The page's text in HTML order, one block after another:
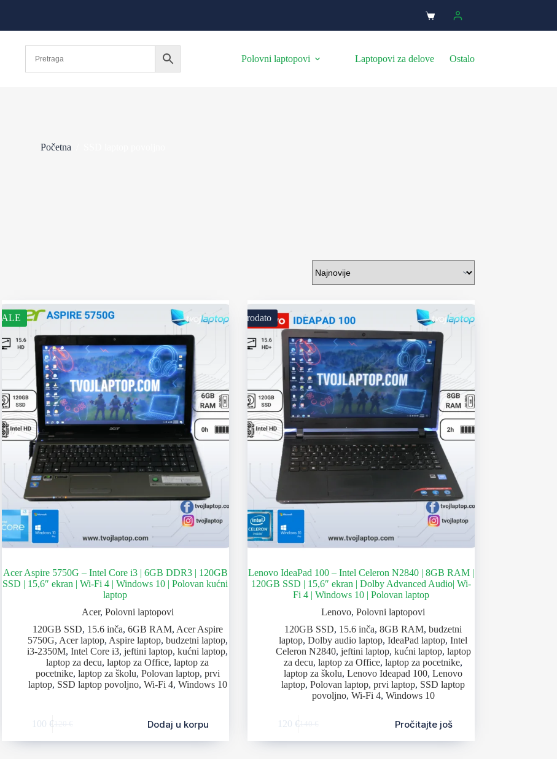
Polovni laptopovi Laptopovi za delove Ostalo
Početna
SALE
Acer Aspire 5750G – Intel Core i3 | 6GB DDR3 | 120GB
SSD | 15,6″ ekran | Wi-Fi 4 | Windows 10 | Polovan kućni
laptop
Acer, Polovni laptopovi
120GB SSD, 15.6 inča, 6GB RAM, Acer Aspire
5750G, Acer laptop, Aspire laptop, budzetni laptop,
i3-2350M,Intel Core i3,jeftini laptop,kućni laptop,
laptop za decu,laptop za Office,laptop za
pocetnike, laptop za školu, Polovan laptop, prvi
laptop, SSD laptop povoljno, Wi-Fi 4, Windows 10
100 € Dodaj u korpu
Prodato
Lenovo IdeaPad 100 – Intel Celeron N2840 | 8GB RAM |
120GB SSD | 15,6″ ekran | Dolby Advanced Audio| Wi-
Fi 4 | Windows 10 | Polovan laptop
Lenovo,Polovni laptopovi
120GB SSD, 15.6 inča,8GB RAM,budzetni
laptop,Dolby audio laptop,IdeaPad laptop,Intel
Celeron N2840, jeftini laptop, kućni laptop, laptop
za decu,laptop za Office,laptop za pocetnike,
laptop za školu,Lenovo Ideapad 100,Lenovo
laptop,Polovan laptop,prvi laptop, SSD laptop
povoljno, Wi-Fi 4, Windows 10
120 € Pročitajte još